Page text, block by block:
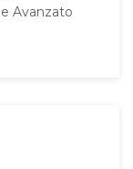
Avanzato